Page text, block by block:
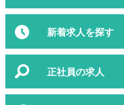
新着求人を探す
正社員の求人